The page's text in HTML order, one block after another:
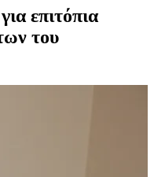
επιτόπια
του